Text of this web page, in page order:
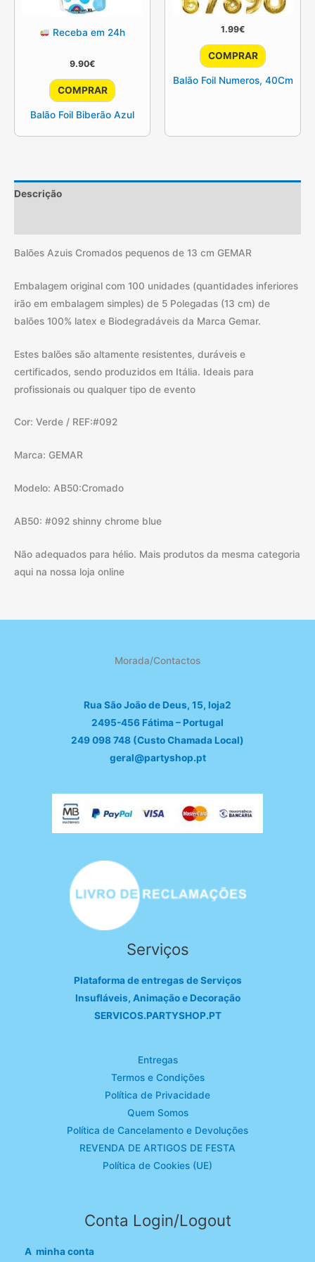
Receba em 24h
9.90€
COMPRAR
Balão Foil Biberão Azul
1.99€
COMPRAR
This
product
has
The
Balão Foil Numeros, 40Cm
Descrição
Balões Azuis Cromados pequenos de 13 cm GEMAR
Embalagem original com 100 unidades (quantidades inferiores
irão em embalagem simples) de 5 Polegadas (13 cm) de
balões 100% latex e Biodegradáveis da Marca Gemar.
Estes balões são altamente resistentes, duráveis e
certificados, sendo produzidos em Itália. Ideais para
profissionais ou qualquer tipo de evento
Cor: Verde / REF:#092
Marca: GEMAR
Modelo: AB50:Cromado
AB50: #092 shinny chrome blue
Não adequados para hélio. Mais produtos da mesma categoria
aqui na nossa loja online
Morada/Contactos
Rua São João de Deus, 15, loja2
2495-456 Fátima – Portugal
249 098 748 (Custo Chamada Local)
geral@partyshop.pt
Serviços
Plataforma de entregas de Serviços
Insufláveis, Animação e Decoração
SERVICOS.PARTYSHOP.PT
Entregas
Termos e Condições
Política de Privacidade
Quem Somos
Política de Cancelamento e Devoluções
REVENDA DE ARTIGOS DE FESTA
Política de Cookies (UE)
Conta Login/Logout
A minha conta